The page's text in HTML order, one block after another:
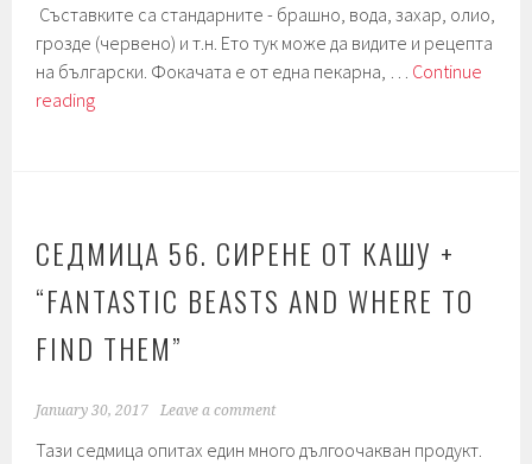
Съставките са стандарните - брашно, вода, захар, олио,
грозде (червено) и т.н. Ето тук може да видите и рецепта
на български. Фокачата е от една пекарна, … Continue
readingСедмица
–
фокача
с
СЕДМИЦА 56. СИРЕНЕ ОТ КАШУ +
“FANTASTIC BEASTS AND WHERE TO
FIND THEM”
January 30, 2017 Leave a comment
Тази седмица опитах един много дългоочакван продукт.